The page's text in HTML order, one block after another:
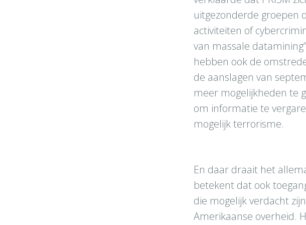
uitgezonderde groepen
activiteiten of
van massale
hebben ook de
de aanslagen van
meer mogelijkheden te
om informatie te
mogelijk terrorisme.
En daar draait het
betekent dat ook
die mogelijk verdacht
Amerikaanse overheid.